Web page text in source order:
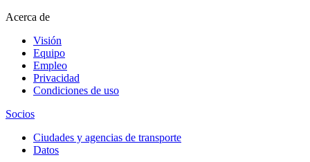
Acerca de
Visión
Equipo
Empleo
Privacidad
Condiciones de uso
Socios
Ciudades y agencias de transporte
Datos